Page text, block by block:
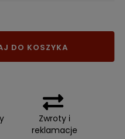
DO KOSZYKA
Zwroty i
reklamacje